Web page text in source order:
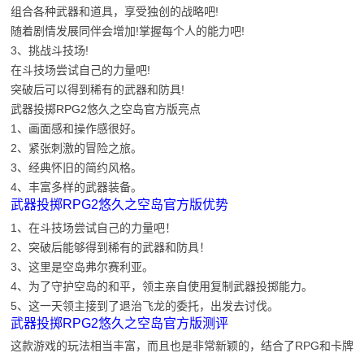
组合各种武器和道具，享受独创的战略吧!
随着剧情发展同伴会增加!掌握每个人的能力吧!
3、挑战斗技场!
在斗技场尝试自己的力量吧!
突破后可以得到稀有的武器和防具!
武器投掷RPG2悠久之空岛官方版亮点
1、画面感和操作感很好。
2、紧张刺激的冒险之旅。
3、经典怀旧的简约风格。
4、丰富多样的武器装备。
武器投掷RPG2悠久之空岛官方版优势
1、在斗技场尝试自己的力量吧！
2、突破后能够得到稀有的武器和防具！
3、这里是空岛弗尔赛利亚。
4、为了守护空岛的和平，领主亲自使用复制武器投掷能力。
5、这一天领主接到了退治飞龙的委托，出发去讨伐。
武器投掷RPG2悠久之空岛官方版测评
这款游戏的玩法相当丰富，而且也是非常新颖的，结合了RPG和卡牌